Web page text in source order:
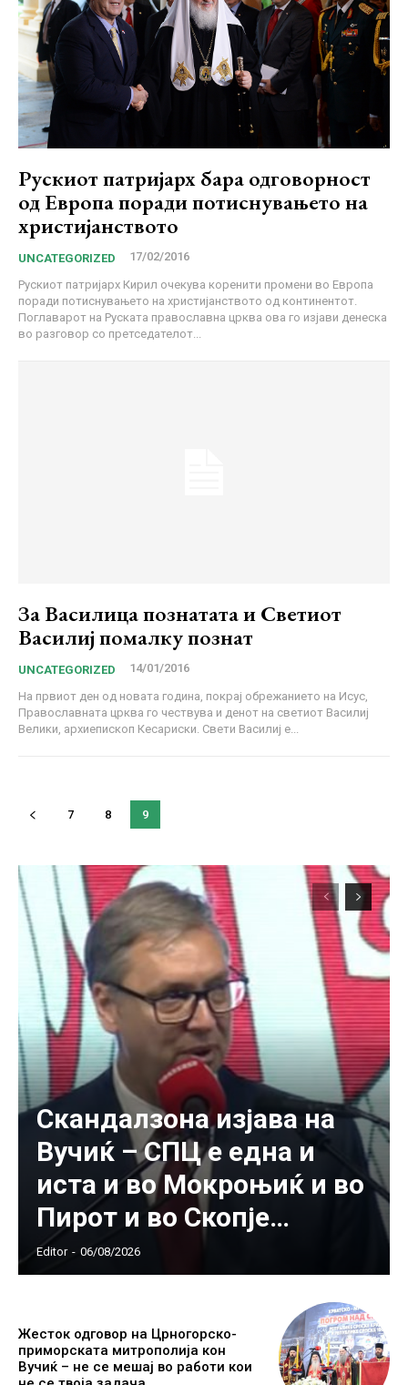
Рускиот патријарх бара одговорност
од Европа поради потиснувањето на
христијанството
UNCATEGORIZED 17/02/2016
Рускиот патријарх Кирил очекува коренити промени во Европа
поради потиснувањето на христијанството од континентот.
Поглаварот на Руската православна црква ова го изјави денеска
во разговор со претседателот...
За Василица познатата и Светиот
Василиј помалку познат
UNCATEGORIZED 14/01/2016
На првиот ден од новата година, покрај обрежанието на Исус,
Православната црква го чествува и денот на светиот Василиј
Велики, архиепископ Кесариски. Свети Василиј е...
7 8 9
Скандалзона изјава на
Вучиќ – СПЦ е една и
иста и во Мокроњиќ и во
Пирот и во Скопје…
Editor - 06/08/2026
Жесток одговор на Црногорско-
приморската митрополија кон
Вучиќ – не се мешај во работи кои